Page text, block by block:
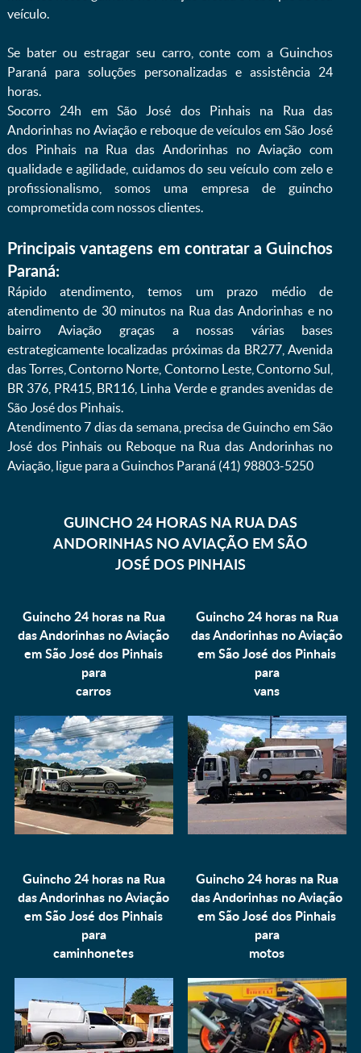
veículo.
Se bater ou estragar seu carro, conte com a Guinchos
Paraná para soluções personalizadas e assistência 24
horas.
Socorro 24h em São José dos Pinhais na Rua das
Andorinhas no Aviação e reboque de veículos em São José
dos Pinhais na Rua das Andorinhas no Aviação com
qualidade e agilidade, cuidamos do seu veículo com zelo e
profissionalismo, somos uma empresa de guincho
comprometida com nossos clientes.
Principais vantagens em contratar a Guinchos
Paraná:
Rápido atendimento, temos um prazo médio de
atendimento de 30 minutos na Rua das Andorinhas e no
bairro Aviação graças a nossas várias bases
estrategicamente localizadas próximas da BR277, Avenida
das Torres, Contorno Norte, Contorno Leste, Contorno Sul,
BR 376, PR415, BR116, Linha Verde e grandes avenidas de
São José dos Pinhais.
Atendimento 7 dias da semana, precisa de Guincho em São
José dos Pinhais ou Reboque na Rua das Andorinhas no
Aviação, ligue para a Guinchos Paraná (41) 98803-5250
GUINCHO 24 HORAS NA RUA DAS
ANDORINHAS NO AVIAÇÃO EM SÃO
JOSÉ DOS PINHAIS
Guincho 24 horas na Rua
das Andorinhas no Aviação
em São José dos Pinhais
para
carros
Guincho 24 horas na Rua
das Andorinhas no Aviação
em São José dos Pinhais
para
vans
Guincho 24 horas na Rua
das Andorinhas no Aviação
em São José dos Pinhais
para
caminhonetes
Guincho 24 horas na Rua
das Andorinhas no Aviação
em São José dos Pinhais
para
motos